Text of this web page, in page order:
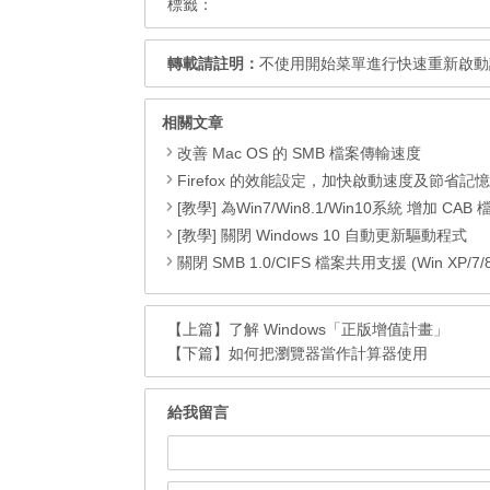
標籤：
轉載請註明： 不使用開始菜單進行快速重新啟
相關文章
改善 Mac OS 的 SMB 檔案傳輸速度
Firefox 的效能設定，加快啟動速度及節省記
[教學] 為Win7/Win8.1/Win10系統 增加 CAB 檔的右鍵安裝
[教學] 關閉 Windows 10 自動更新驅動程式
關閉 SMB 1.0/CIFS 檔案共用支援 (Win XP/7/8/
【上篇】 了解 Windows「正版增值計畫」
【下篇】 如何把瀏覽器當作計算器使用
給我留言